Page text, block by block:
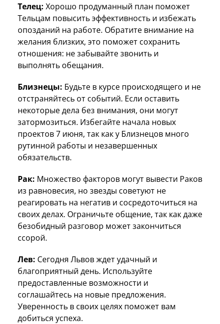
Телец: Хорошо продуманный план поможет
Тельцам повысить эффективность и избежать
опозданий на работе. Обратите внимание на
желания близких, это поможет сохранить
отношения: не забывайте звонить и
выполнять обещания.
Близнецы: Будьте в курсе происходящего и не
отстраняйтесь от событий. Если оставить
некоторые дела без внимания, они могут
затормозиться. Избегайте начала новых
проектов 7 июня, так как у Близнецов много
рутинной работы и незавершенных
обязательств.
Рак: Множество факторов могут вывести Раков
из равновесия, но звезды советуют не
реагировать на негатив и сосредоточиться на
своих делах. Ограничьте общение, так как даже
безобидный разговор может закончиться
ссорой.
Лев: Сегодня Львов ждет удачный и
благоприятный день. Используйте
предоставленные возможности и
соглашайтесь на новые предложения.
Уверенность в своих целях поможет вам
добиться успеха.